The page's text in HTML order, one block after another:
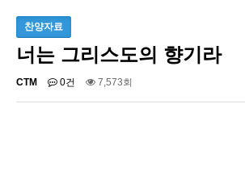
찬양자료
너는 그리스도의 향기라
CTM 0건 7,573회